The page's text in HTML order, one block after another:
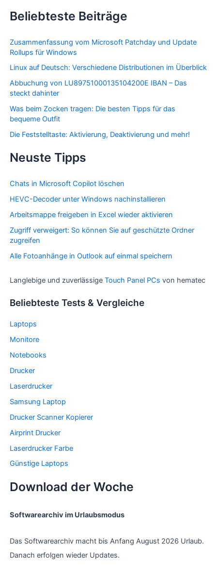
Beliebteste Beiträge
Zusammenfassung vom Microsoft Patchday und Update
Rollups für Windows
Linux auf Deutsch: Verschiedene Distributionen im Überblick
Abbuchung von LU89751000135104200E IBAN – Das
steckt dahinter
Was beim Zocken tragen: Die besten Tipps für das
bequeme Outfit
Die Feststelltaste: Aktivierung, Deaktivierung und mehr!
Neuste Tipps
Chats in Microsoft Copilot löschen
HEVC-Decoder unter Windows nachinstallieren
Arbeitsmappe freigeben in Excel wieder aktivieren
Zugriff verweigert: So können Sie auf geschützte Ordner
zugreifen
Alle Fotoanhänge in Outlook auf einmal speichern
Langlebige und zuverlässige Touch Panel PCs von hematec
Beliebteste Tests & Vergleiche
Laptops
Monitore
Notebooks
Drucker
Laserdrucker
Samsung Laptop
Drucker Scanner Kopierer
Airprint Drucker
Laserdrucker Farbe
Günstige Laptops
Download der Woche
Softwarearchiv im Urlaubsmodus
Das Softwarearchiv macht bis Anfang August 2026 Urlaub.
Danach erfolgen wieder Updates.